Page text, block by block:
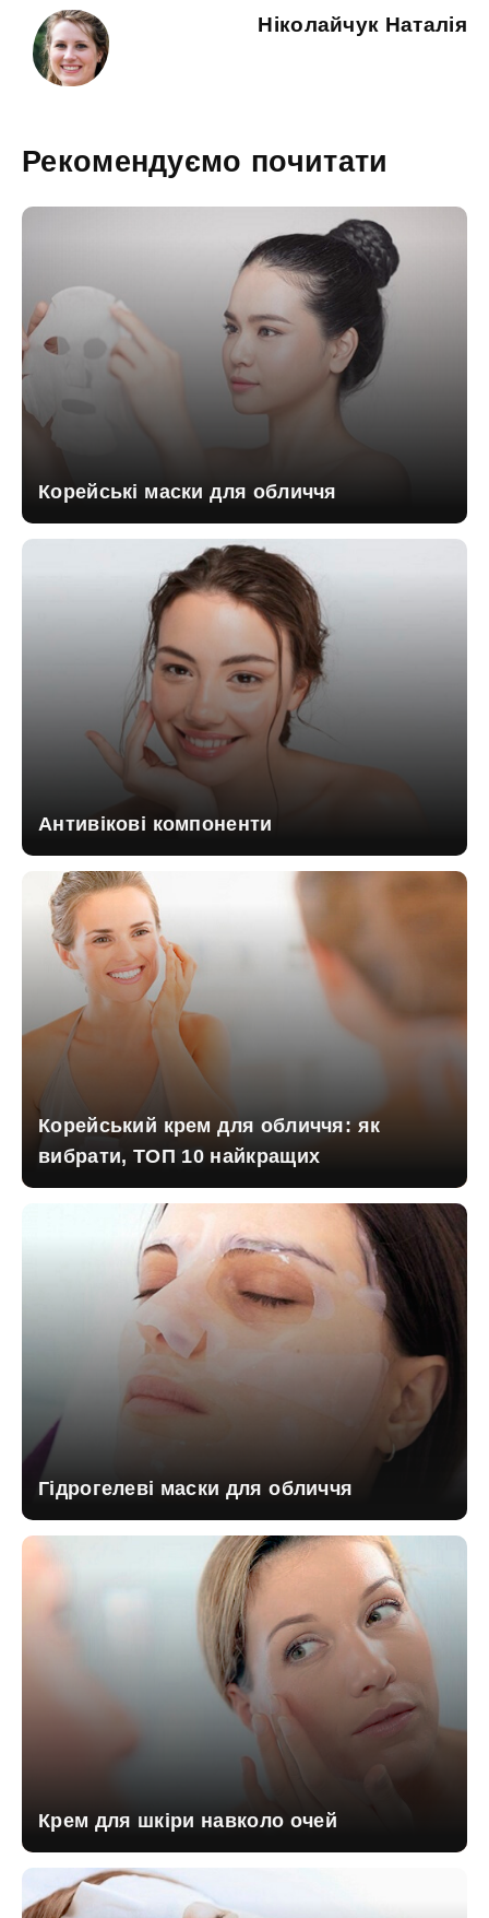
Ніколайчук Наталія
Рекомендуємо почитати
Корейські маски для обличчя
Антивікові компоненти
Корейський крем для обличчя: як
вибрати, ТОП 10 найкращих
Гідрогелеві маски для обличчя
Крем для шкіри навколо очей